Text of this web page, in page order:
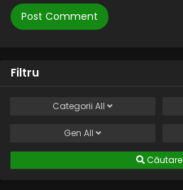
Filtru
Categorii All
Gen All
Căutare